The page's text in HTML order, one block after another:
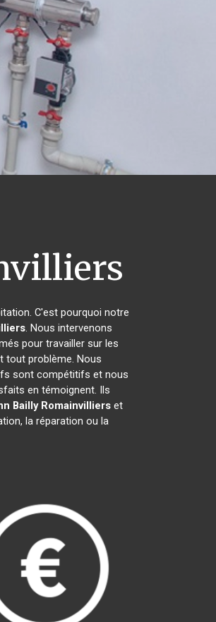
C'est pourquoi notre
. Nous intervenons
pour travailler sur les
tout problème. Nous
sont compétitifs et nous
en témoignent. Ils
Bailly Romainvilliers et
la réparation ou la